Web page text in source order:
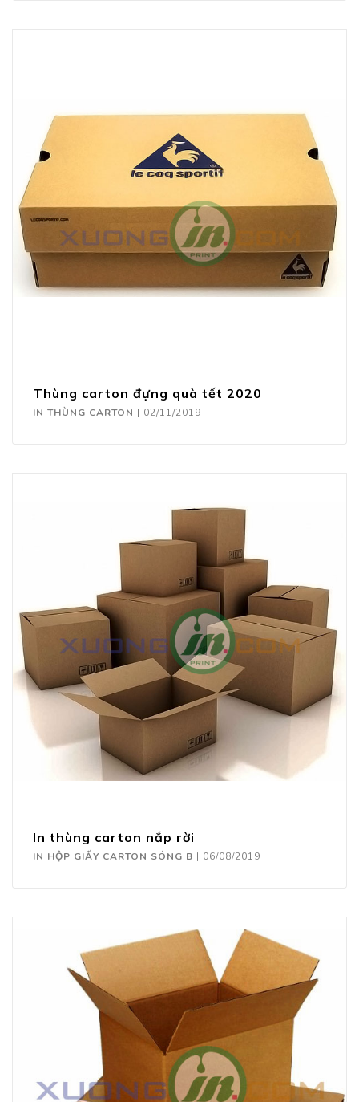
Thùng carton đựng quà tết 2020
IN THÙNG CARTON | 02/11/2019
In thùng carton nắp rời
IN HỘP GIẤY CARTON SÓNG B | 06/08/2019